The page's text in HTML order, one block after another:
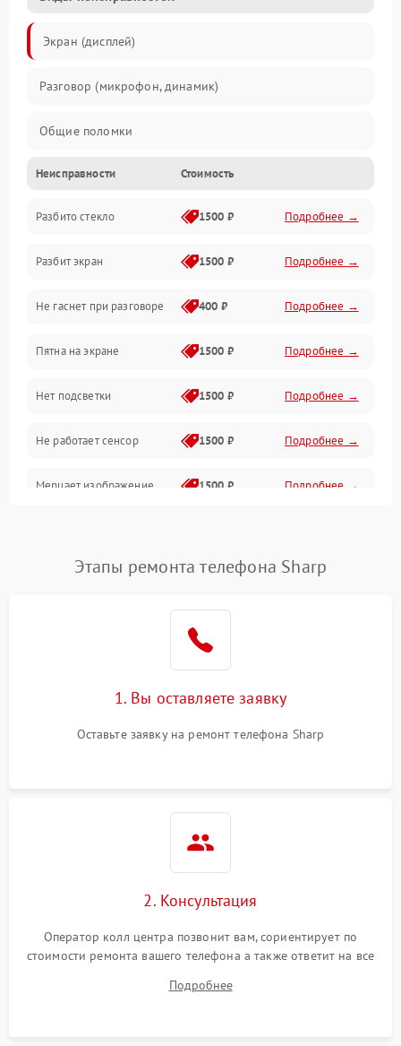
Экран (дисплей)
Разговор (микрофон, динамик)
Общие поломки
Проблемы связи
Камеры
Проблемы с дисплеем и сенсором
Зарядка
Проблемы с питанием, зарядкой и аккумулятором
Проблемы с работой системы, корпусом и другие
Неисправности Стоимость
Разбито стекло 1500 ₽ Подробнее →
Разбит экран 1500 ₽ Подробнее →
Не гаснет при разговоре 400 ₽ Подробнее →
Пятна на экране 1500 ₽ Подробнее →
Нет подсветки 1500 ₽ Подробнее →
Не работает сенсор 1500 ₽ Подробнее →
Мерцает изображение 1500 ₽ Подробнее →
Не работает Face ID 4000 ₽ Подробнее →
Этапы ремонта телефона Sharp
1. Вы оставляете заявку
Оставьте заявку на ремонт телефона Sharp
2. Консультация
Оператор колл центра позвонит вам, сориентирует по
стоимости ремонта вашего телефона а также ответит на все
Подробнее